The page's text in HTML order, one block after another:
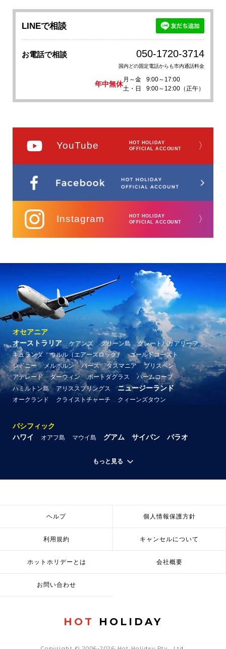
LINEで相談
お電話で相談 050-1720-3714
国内どの固定電話からも市内通話料金
年中無休
月～金
9:00～17:00
土・日
9:00～12:00（正午）
YouTube
HOT HOLIDAY
OFFICIAL ACCOUNT
〉
Instagram
HOT HOLIDAY
OFFICIAL ACCOUNT
〉
オセアニア
オーストラリア
ケアンズ グリーン島
グレートバリアリーフ
キュランダ
ウルル（エアーズロック）
ゴールドコースト
シドニー
メルボルン パース タスマニア
ブリスベン
アデレード
ダーウィン ポートダグラス
パームコーブ
ハミルトン島
アリススプリングス ニュージーランド
オークランド クライストチャーチ クィーンズタウン
パシフィック
ハワイ
オアフ島 マウイ島 グアム サイパン パラオ
もっと見る
ヘルプ 個人情報保護方針
利用規約 キャンセルについて
ホットホリデーとは 会社概要
お問い合わせ
HOT HOLIDAY